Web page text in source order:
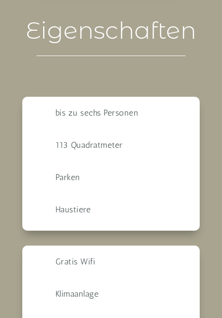
Eigenschaften
bis zu sechs Personen
113 Quadratmeter
Parken
Haustiere
Gratis Wifi
Klimaanlage